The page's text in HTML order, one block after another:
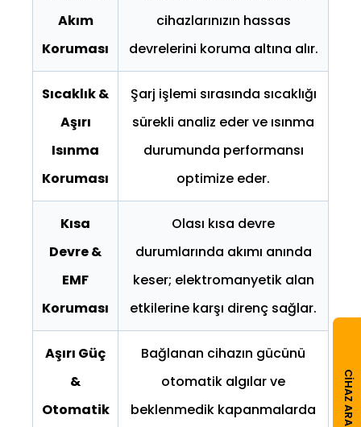
Akım
Koruması
cihazlarınızın hassas
devrelerini koruma altına alır.
Sıcaklık &
Aşırı
Isınma
Koruması
Şarj işlemi sırasında sıcaklığı
sürekli analiz eder ve ısınma
durumunda performansı
optimize eder.
Kısa
Devre &
EMF
Koruması
Olası kısa devre
durumlarında akımı anında
keser; elektromanyetik alan
etkilerine karşı direnç sağlar.
Aşırı Güç
&
Otomatik
Bağlanan cihazın gücünü
otomatik algılar ve
beklenmedik kapanmalarda
CIHAZ ARA